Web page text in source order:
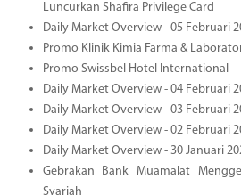
Luncurkan Shafira Privilege Card
Daily Market Overview - 05 Februari
Promo Klinik Kimia Farma &
Promo Swissbel Hotel International
Daily Market Overview - 04 Februari
Daily Market Overview - 03 Februari
Daily Market Overview - 02 Februari
Daily Market Overview - 30 Januari
Gebrakan Bank Muamalat
Syariah